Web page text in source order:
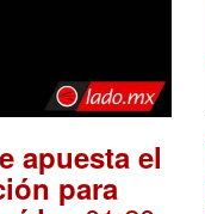
apuesta el
para